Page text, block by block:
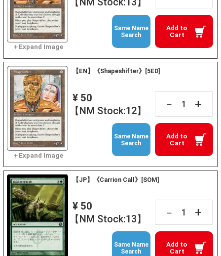
Add to
Cart
Same Name
Search
【EN】《Shapeshifter》[5ED]
¥ 50
【NM Stock:12】
－ +
Add to
Cart
Same Name
Search
【JP】《Carrion Call》[SOM]
¥ 50
【NM Stock:13】
－ +
Add to
Cart
Same Name
Search